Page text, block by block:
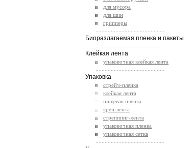
для мусора
для шин
грипперы
Биоразлагаемая пленка и пакеты
Клейкая лента
упаковочная клейкая лента
Упаковка
стрейч-пленка
клейкая лента
пищевая пленка
креп-лента
стреппинг-лента
упаковочная пленка
упаковочная сетка